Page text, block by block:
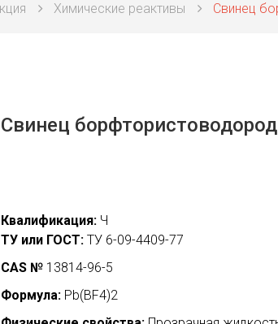
Химические реактивы Свинец
Свинец
Квалификация: Ч
ТУ или ГОСТ: ТУ 6-09-4409-77
CAS № 13814-96-5
Формула: Pb(BF4)2